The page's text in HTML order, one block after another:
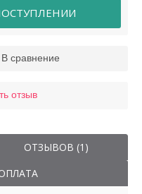
В сравнение
отзыв
ОТЗЫВОВ (1)